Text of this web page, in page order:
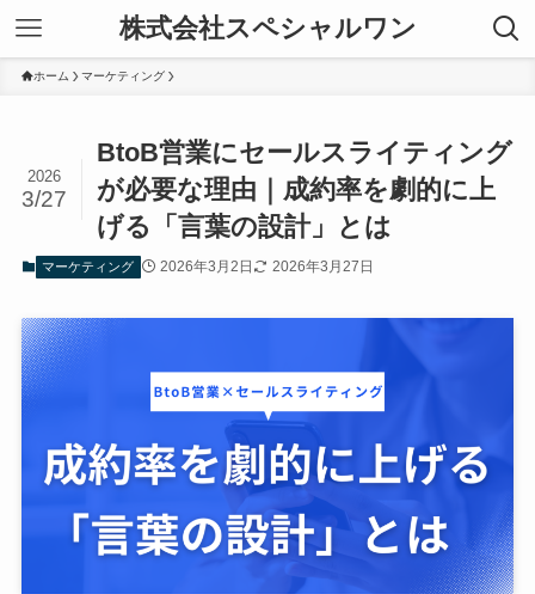
株式会社スペシャルワン
ホーム マーケティング
BtoB営業にセールスライティング
が必要な理由｜成約率を劇的に上
げる「言葉の設計」とは
2026
3/27
マーケティング 2026年3月2日 2026年3月27日